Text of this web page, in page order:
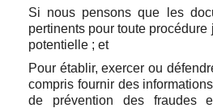
Si nous pensons que les
pertinents pour toute
potentielle ; et
Pour établir, exercer ou
compris fournir des
de prévention des fraudes